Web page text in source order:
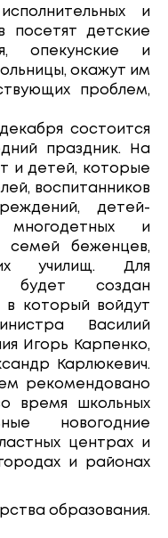
и
посетят детские
опекунские и
окажут им
проблем,
состоится
праздник. На
и детей, которые
воспитанников
детей-
и
семей беженцев,
училищ. Для
будет создан
в который войдут
Василий
Игорь Карпенко,
Карлюкевич.
рекомендовано
время школьных
новогодние
центрах и
и районах
образования.